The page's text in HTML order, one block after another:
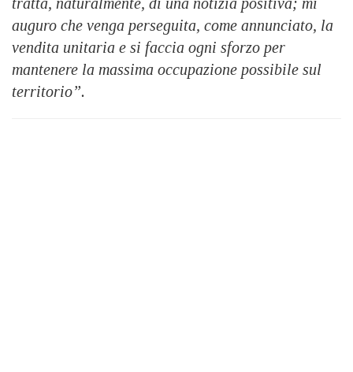
auguro che venga perseguita, come annunciato, la
vendita unitaria e si faccia ogni sforzo per
mantenere la massima occupazione possibile sul
territorio”.